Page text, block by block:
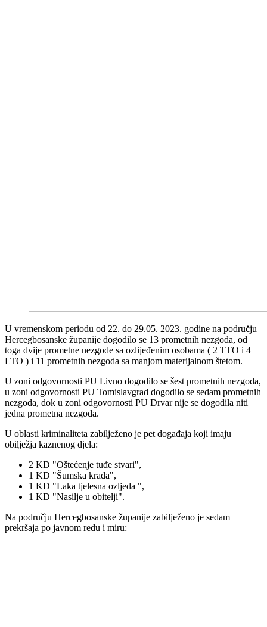
U vremenskom periodu od 22. do 29.05. 2023. godine na području
Hercegbosanske županije dogodilo se 13 prometnih nezgoda, od
toga dvije prometne nezgode sa ozlijeđenim osobama ( 2 TTO i 4
LTO ) i 11 prometnih nezgoda sa manjom materijalnom štetom.
U zoni odgovornosti PU Livno dogodilo se šest prometnih nezgoda,
u zoni odgovornosti PU Tomislavgrad dogodilo se sedam prometnih
nezgoda, dok u zoni odgovornosti PU Drvar nije se dogodila niti
jedna prometna nezgoda.
U oblasti kriminaliteta zabilježeno je pet događaja koji imaju
obilježja kaznenog djela:
2 KD "Oštećenje tuđe stvari",
1 KD "Šumska krađa",
1 KD "Laka tjelesna ozljeda ",
1 KD "Nasilje u obitelji".
Na području Hercegbosanske županije zabilježeno je sedam
prekršaja po javnom redu i miru: